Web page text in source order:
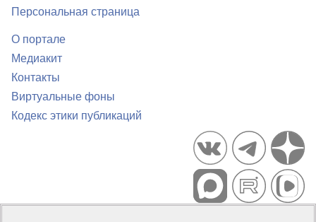
Персональная страница
О портале
Медиакит
Контакты
Виртуальные фоны
Кодекс этики публикаций